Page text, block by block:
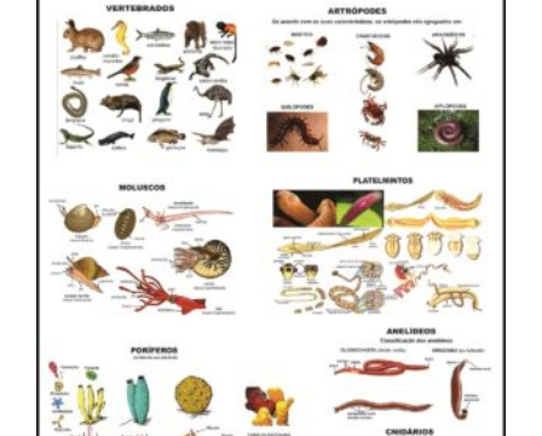
variantes.
As
opções
podem
ser
escolhidas
na
página
do
produto